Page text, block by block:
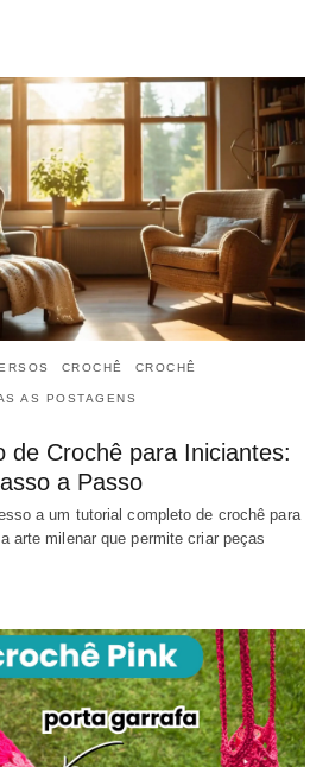
CROCHÊ CROCHÊ
AS POSTAGENS
de Crochê para Iniciantes:
a Passo
a um tutorial completo de crochê para
arte milenar que permite criar peças